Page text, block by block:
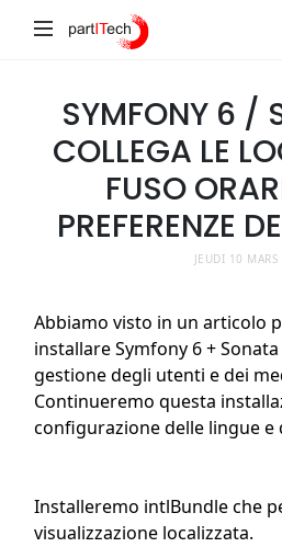
SYMFONY 6 /
COLLEGA LE
FUSO
PREFERENZE
JEUDI 10
Abbiamo visto in un articolo
installare Symfony 6 +
gestione degli utenti e dei
Continueremo questa
configurazione delle lingue e
Installeremo intlBundle che
visualizzazione localizzata.